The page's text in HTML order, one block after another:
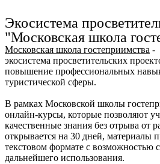
Экосистема
"Московская школа
Московская школа гостеприимства -
экосистема просветительских
повышение профессиональных
туристической сферы.
В рамках Московской школы
онлайн-курсы, которые позволяют
качественные знания без отрыва от
открывается на 30 дней, материалы
текстовом формате с возможностью
дальнейшего использования.